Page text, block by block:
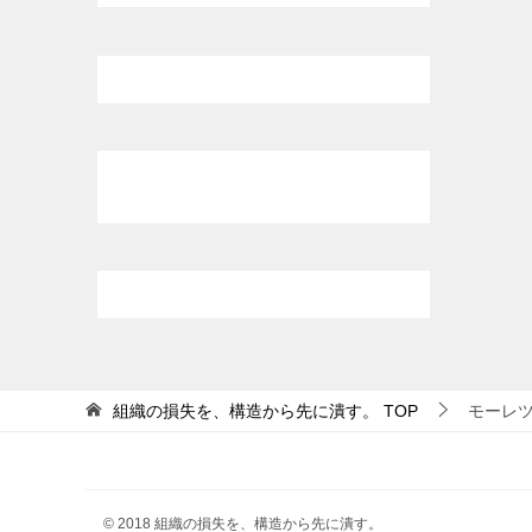
組織の損失を、構造から先に潰す。 TOP モーレ
© 2018 組織の損失を、構造から先に潰す。